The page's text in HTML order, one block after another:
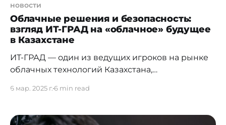
новости
Облачные решения и безопасность:
взгляд ИТ-ГРАД на «облачное» будущее
в Казахстане
ИТ-ГРАД — один из ведущих игроков на рынке
облачных технологий Казахстана,
бизнеса разных масштабов. Компания
провайдер облачных сервисов, предоставляя
6 мар. 2025 г.6 min read